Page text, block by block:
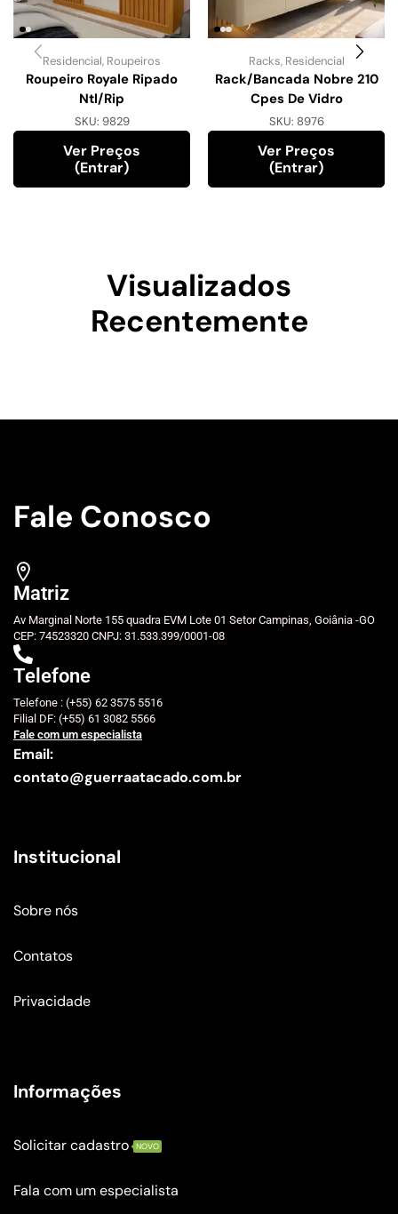
Residencial, Roupeiros
Roupeiro Royale Ripado
Ntl/Rip
SKU: 9829
Ver Preços
(entrar)
Racks, Residencial
Rack/Bancada Nobre 210
Cpes De Vidro
SKU: 8976
Ver Preços
(entrar)
Visualizados
Recentemente
Fale Conosco
Matriz
Av Marginal Norte 155 quadra EVM Lote 01 Setor Campinas, Goiânia -GO
CEP: 74523320 CNPJ: 31.533.399/0001-08
Telefone
Telefone : (+55) 62 3575 5516
Filial DF: (+55) 61 3082 5566
Fale com um especialista
Email:
contato@guerraatacado.com.br
Institucional
Sobre nós
Contatos
Privacidade
Informações
Solicitar cadastro NOVO
Fala com um especialista